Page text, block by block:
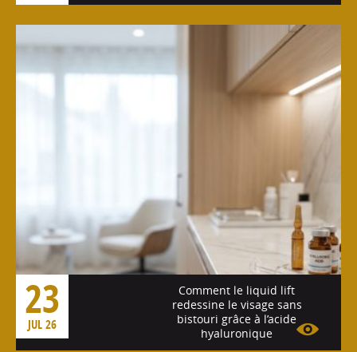
Voir l'article
23
JUL 26
Comment le liquid lift
redessine le visage sans
bistouri grâce à l’acide
hyaluronique